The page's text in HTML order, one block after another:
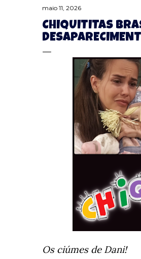
maio 11, 2026
CHIQUITITAS
Os ciúmes de Dani!